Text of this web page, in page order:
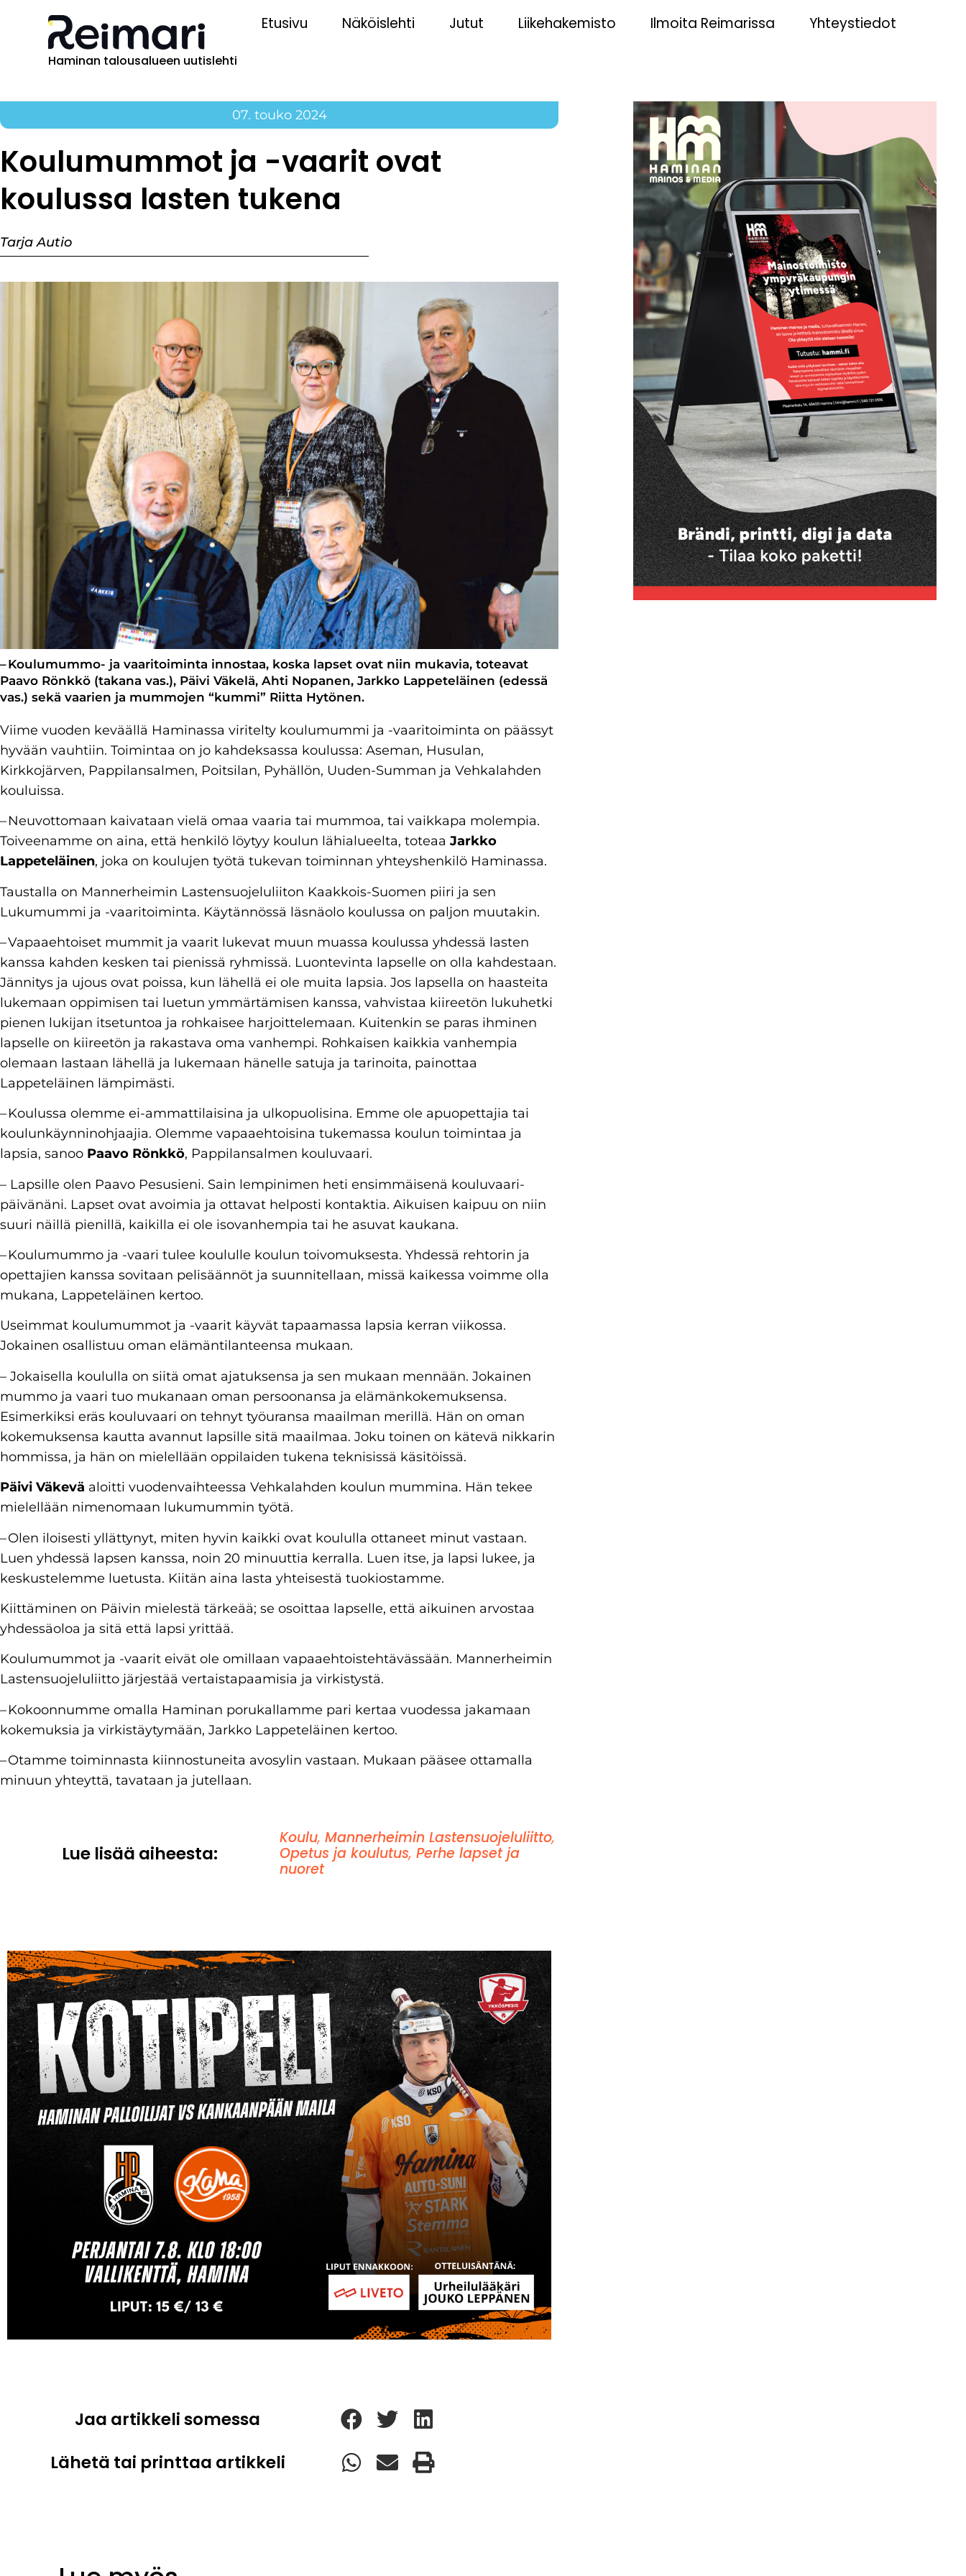
Haminan talousalueen uutislehti
Etusivu Näköislehti Jutut Liikehakemisto Ilmoita Reimarissa Yhteystiedot
07. touko 2024
Koulumummot ja -vaarit ovat
koulussa lasten tukena
Tarja Autio
– Koulumummo- ja vaaritoiminta innostaa, koska lapset ovat niin mukavia, toteavat
Paavo Rönkkö (takana vas.), Päivi Väkelä, Ahti Nopanen, Jarkko Lappeteläinen (edessä
vas.) sekä vaarien ja mummojen “kummi” Riitta Hytönen.
Viime vuoden keväällä Haminassa viritelty koulumummi ja -vaaritoiminta on päässyt
hyvään vauhtiin. Toimintaa on jo kahdeksassa koulussa: Aseman, Husulan,
Kirkkojärven, Pappilansalmen, Poitsilan, Pyhällön, Uuden-Summan ja Vehkalahden
kouluissa.
– Neuvottomaan kaivataan vielä omaa vaaria tai mummoa, tai vaikkapa molempia.
Toiveenamme on aina, että henkilö löytyy koulun lähialueelta, toteaaJarkko
Lappeteläinen, joka on koulujen työtä tukevan toiminnan yhteyshenkilö Haminassa.
Taustalla on Mannerheimin Lastensuojeluliiton Kaakkois-Suomen piiri ja sen
Lukumummi ja -vaaritoiminta. Käytännössä läsnäolo koulussa on paljon muutakin.
– Vapaaehtoiset mummit ja vaarit lukevat muun muassa koulussa yhdessä lasten
kanssa kahden kesken tai pienissä ryhmissä. Luontevinta lapselle on olla kahdestaan.
Jännitys ja ujous ovat poissa, kun lähellä ei ole muita lapsia. Jos lapsella on haasteita
lukemaan oppimisen tai luetun ymmärtämisen kanssa, vahvistaa kiireetön lukuhetki
pienen lukijan itsetuntoa ja rohkaisee harjoittelemaan. Kuitenkin se paras ihminen
lapselle on kiireetön ja rakastava oma vanhempi. Rohkaisen kaikkia vanhempia
olemaan lastaan lähellä ja lukemaan hänelle satuja ja tarinoita, painottaa
Lappeteläinen lämpimästi.
– Koulussa olemme ei-ammattilaisina ja ulkopuolisina. Emme ole apuopettajia tai
koulunkäynninohjaajia. Olemme vapaaehtoisina tukemassa koulun toimintaa ja
lapsia, sanoo Paavo Rönkkö, Pappilansalmen kouluvaari.
– Lapsille olen Paavo Pesusieni. Sain lempinimen heti ensimmäisenä kouluvaari-
päivänäni. Lapset ovat avoimia ja ottavat helposti kontaktia. Aikuisen kaipuu on niin
suuri näillä pienillä, kaikilla ei ole isovanhempia tai he asuvat kaukana.
– Koulumummo ja -vaari tulee koululle koulun toivomuksesta. Yhdessä rehtorin ja
opettajien kanssa sovitaan pelisäännöt ja suunnitellaan, missä kaikessa voimme olla
mukana, Lappeteläinen kertoo.
Useimmat koulumummot ja -vaarit käyvät tapaamassa lapsia kerran viikossa.
Jokainen osallistuu oman elämäntilanteensa mukaan.
– Jokaisella koululla on siitä omat ajatuksensa ja sen mukaan mennään. Jokainen
mummo ja vaari tuo mukanaan oman persoonansa ja elämänkokemuksensa.
Esimerkiksi eräs kouluvaari on tehnyt työuransa maailman merillä. Hän on oman
kokemuksensa kautta avannut lapsille sitä maailmaa. Joku toinen on kätevä nikkarin
hommissa, ja hän on mielellään oppilaiden tukena teknisissä käsitöissä.
Päivi Väkevä aloitti vuodenvaihteessa Vehkalahden koulun mummina. Hän tekee
mielellään nimenomaan lukumummin työtä.
– Olen iloisesti yllättynyt, miten hyvin kaikki ovat koululla ottaneet minut vastaan.
Luen yhdessä lapsen kanssa, noin 20 minuuttia kerralla. Luen itse, ja lapsi lukee, ja
keskustelemme luetusta. Kiitän aina lasta yhteisestä tuokiostamme.
Kiittäminen on Päivin mielestä tärkeää; se osoittaa lapselle, että aikuinen arvostaa
yhdessäoloa ja sitä että lapsi yrittää.
Koulumummot ja -vaarit eivät ole omillaan vapaaehtoistehtävässään. Mannerheimin
Lastensuojeluliitto järjestää vertaistapaamisia ja virkistystä.
– Kokoonnumme omalla Haminan porukallamme pari kertaa vuodessa jakamaan
kokemuksia ja virkistäytymään, Jarkko Lappeteläinen kertoo.
– Otamme toiminnasta kiinnostuneita avosylin vastaan. Mukaan pääsee ottamalla
minuun yhteyttä, tavataan ja jutellaan.
Lue lisää aiheesta:
Koulu, Mannerheimin Lastensuojeluliitto,
Opetus ja koulutus, Perhe lapset ja
nuoret
Jaa artikkeli somessa
Lähetä tai printtaa artikkeli